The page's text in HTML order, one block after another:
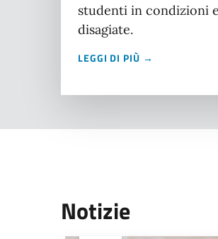
studenti in condizioni
disagiate.
LEGGI DI PIÙ →
Notizie